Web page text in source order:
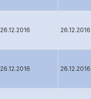
26.12.2016 26.12.2016
26.12.2016 26.12.2016